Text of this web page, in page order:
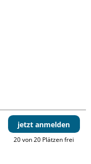
jetzt anmelden
20 von 20 Plätzen frei